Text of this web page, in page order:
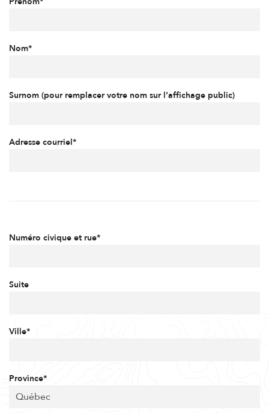
Nom*
Surnom (pour remplacer votre nom sur l’affichage public)
Adresse courriel*
Numéro civique et rue*
Suite
Ville*
Province*